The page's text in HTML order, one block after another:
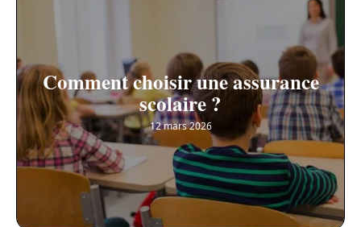
Comment choisir une assurance
scolaire ?
12 mars 2026